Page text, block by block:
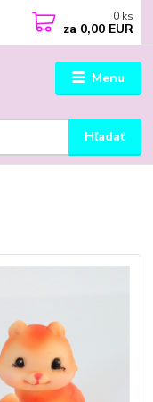
Menu
Hľadať
0 ks
za 0,00 EUR